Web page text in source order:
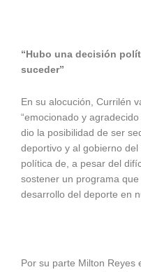
“Hubo una decisión
suceder”
En su alocución, Currilén
“emocionado y
dio la posibilidad de ser
deportivo y al gobierno
política de, a pesar del
sostener un programa
desarrollo del deporte en
Por su parte Milton Reyes